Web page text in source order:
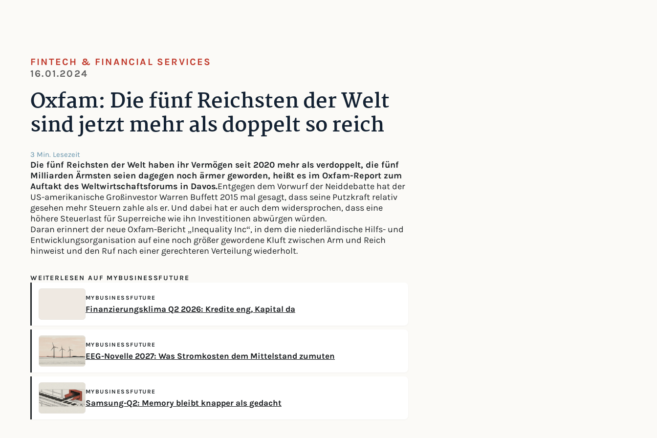
FINTECH & FINANCIAL SERVICES
16.01.2024
Oxfam: Die fünf Reichsten der Welt
sind jetzt mehr als doppelt so reich
3 Min. Lesezeit
Die fünf Reichsten der Welt haben ihr Vermögen seit 2020 mehr als verdoppelt, die fünf
Milliarden Ärmsten seien dagegen noch ärmer geworden, heißt es im Oxfam-Report zum
Auftakt des Weltwirtschaftsforums in Davos.Entgegen dem Vorwurf der Neiddebatte hat der
US-amerikanische Großinvestor Warren Buffett 2015 mal gesagt, dass seine Putzkraft relativ
gesehen mehr Steuern zahle als er. Und dabei hat er auch dem widersprochen, dass eine
höhere Steuerlast für Superreiche wie ihn Investitionen abwürgen würden.
Daran erinnert der neue Oxfam-Bericht „Inequality Inc“, in dem die niederländische Hilfs- und
Entwicklungsorganisation auf eine noch größer gewordene Kluft zwischen Arm und Reich
hinweist und den Ruf nach einer gerechteren Verteilung wiederholt.
WEITERLESEN AUF MYBUSINESSFUTURE
MYBUSINESSFUTURE
Finanzierungsklima Q2 2026: Kredite eng, Kapital da
MYBUSINESSFUTURE
EEG-Novelle 2027: Was Stromkosten dem Mittelstand zumuten
MYBUSINESSFUTURE
Samsung-Q2: Memory bleibt knapper als gedacht